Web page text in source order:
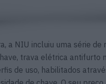
a NIU incluiu uma série
trava elétrica antifurto
de uso, habilitados